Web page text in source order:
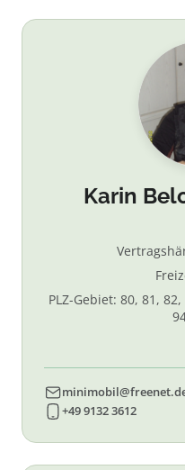
Karin
PLZ-Gebiet: 80, 81,
+49 9132 3612